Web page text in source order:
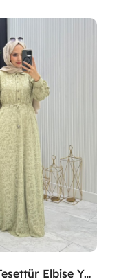
Makaron Tesettür Elbise Yeşil Yeşil